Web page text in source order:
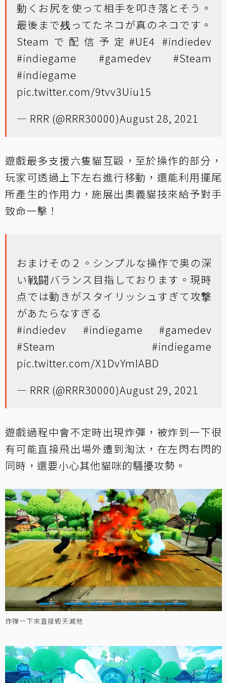
動くお尻を使って相手を叩き落とそう。
最後まで残ってたネコが真のネコです。
Steamで配信予定#UE4 #indiedev
#indiegame
#gamedev
#Steam
#indiegame
pic.twitter.com/9tvv3Uiu15
— RRR (@RRR30000)August 28, 2021
遊戲最多支援六隻貓互毆，至於操作的部分，
玩家可透過上下左右進行移動，還能利用擺尾
所產生的作用力，施展出奧義貓技來給予對手
致命一擊！
おまけその２。シンプルな操作で奥の深
い戦闘バランス目指しております。現時
点では動きがスタイリッシュすぎて攻撃
があたらなすぎる
#indiedev
#indiegame
#gamedev
#Steam
#indiegame
pic.twitter.com/X1DvYmIABD
— RRR (@RRR30000)August 29, 2021
遊戲過程中會不定時出現炸彈，被炸到一下很
有可能直接飛出場外遭到淘汰，在左閃右閃的
同時，還要小心其他貓咪的騷擾攻勢。
炸彈一下來直接毀天滅地